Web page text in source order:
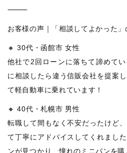
⸻
お客様の声｜「相談してよかった」
🔸 30代・函館市 女性
他社で2回ローンに落ちて諦めて
に相談したら違う信販会社を提案
て軽自動車に乗れています！
🔸 40代・札幌市 男性
転職して間もなく不安だったけど
て丁寧にアドバイスしてくれまし
ンが見つかり、憧れのミニバンを購